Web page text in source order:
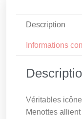
Description
Informations
Véritables
Menottes